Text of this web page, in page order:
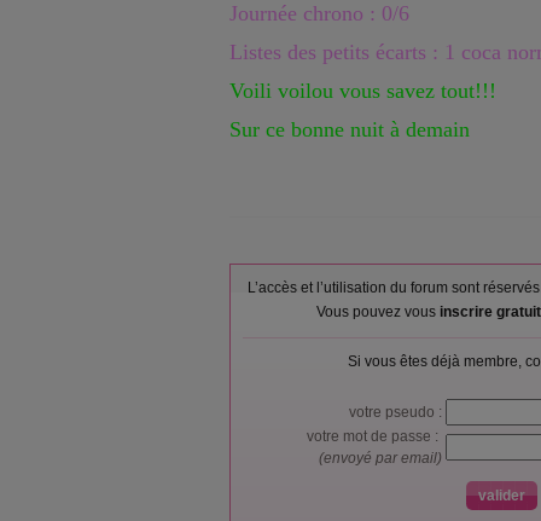
Journée chrono : 0/6
Listes des petits écarts : 1 coca
Voili voilou vous savez tout!!!
Sur ce bonne nuit à demain
L’accès et l’utilisation du forum sont
Vous pouvez vous inscrire
Si vous êtes déjà membre,
votre pseudo :
votre mot de passe :
(envoyé par email)